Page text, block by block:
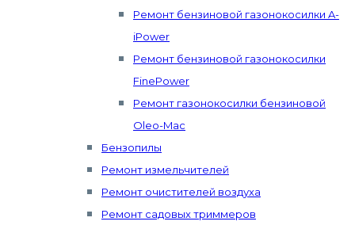
Ремонт бензиновой газонокосилки A-
iPower
Ремонт бензиновой газонокосилки
FinePower
Ремонт газонокосилки бензиновой
Oleo-Mac
Бензопилы
Ремонт измельчителей
Ремонт очистителей воздуха
Ремонт садовых триммеров